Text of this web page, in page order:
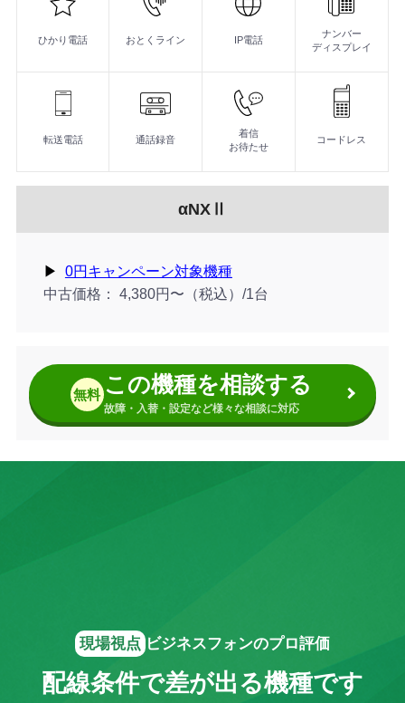
多機能電話機
より簡単に、より便利に、あなたのビジネスワークを支え
最大54種類のカラーバリエーション
落ち着いたデザインや高級感、清潔感のある空間演出ま
DECTコードレス電話機機
無線部にDECT方式を採用したコードレス電話機。クリ
ひかり電話 おとくライン IP電話
ナンバー
ディスプレイ
転送電話 通話録音
着信
お待たせ
コードレス
αNXⅡ
▶︎
0円キャンペーン対象機種
中古価格
4,380円〜（税込）/1台
無料 この機種を相談する
故障・入替・設定など様々な相談に対応
現場視点 ビジネスフォンのプロ評価
配線条件で差が出る機種です